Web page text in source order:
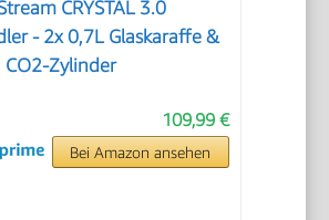
CRYSTAL 3.0
- 2x 0,7L Glaskaraffe &
CO2-Zylinder
109,99 €
Bei Amazon ansehen